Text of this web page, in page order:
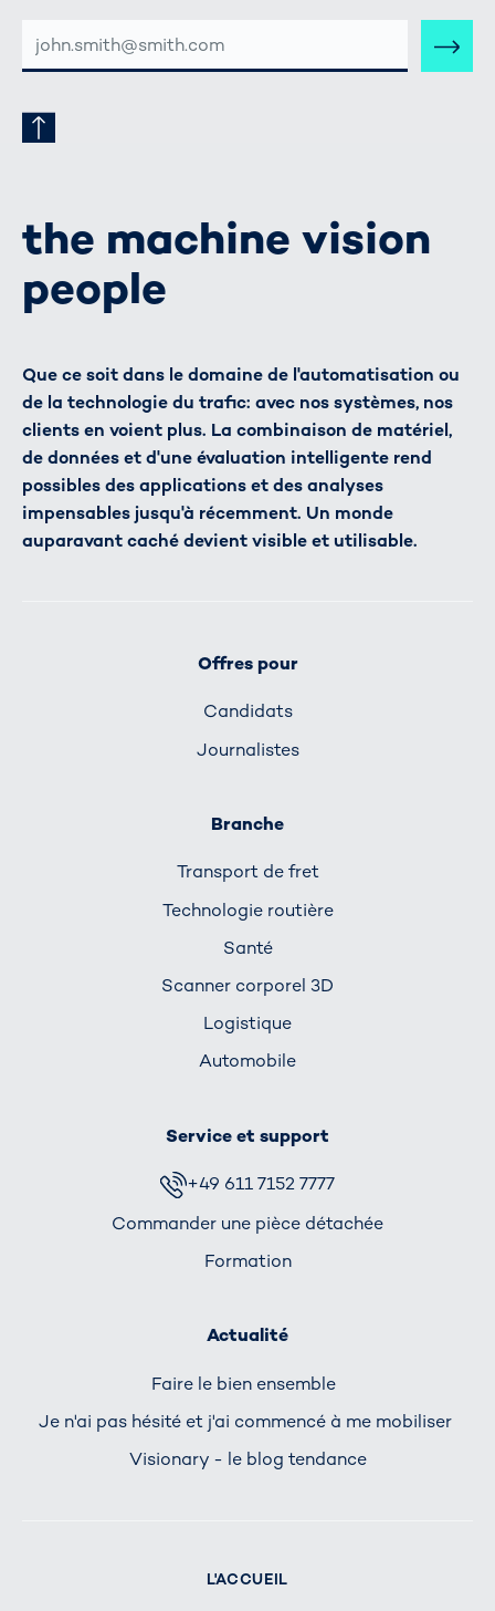
MAIL
the machine vision
people
Que ce soit dans le domaine de l'automatisation ou
de la technologie du trafic: avec nos systèmes, nos
clients en voient plus. La combinaison de matériel,
de données et d'une évaluation intelligente rend
possibles des applications et des analyses
impensables jusqu'à récemment. Un monde
auparavant caché devient visible et utilisable.
Offres pour
Candidats
Journalistes
Branche
Transport de fret
Technologie routière
Santé
Scanner corporel 3D
Logistique
Automobile
Service et support
+49 611 7152 7777
Commander une pièce détachée
Formation
Actualité
Faire le bien ensemble
Je n'ai pas hésité et j'ai commencé à me mobiliser
Visionary - le blog tendance
L'ACCUEIL